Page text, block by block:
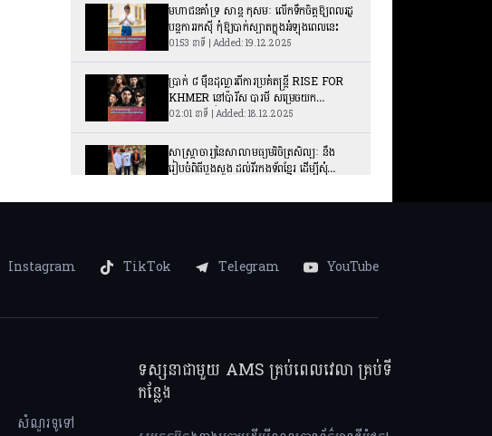
មហាជនគាំទ្រ សាន្ត កុសមៈ លើកទឹកចិត្តឱ្យពលរដ្ឋ
បន្តការរកស៊ី កុំឱ្យបាក់ស្បាតក្នុងអំឡុងពេលនេះ
01:53 នាទី | Added: 19.12.2025
ប្រាក់ ៨ ម៉ឺនដុល្លារពីការប្រគំតន្ត្រី RISE FOR
KHMER នៅប៉ារីស បារមី សម្រេចយក
ទៅជួយជនភៀសសឹកកម្ពុជា
02:01 នាទី | Added: 18.12.2025
សាស្រ្តាចារ្យនៃសាលាមធ្យមវិចិត្រសិល្បៈ នឹង
រៀបចំពិធីបួងសួង ដល់វីរកងទ័ពខ្មែរ ដើម្បីសុំ
សារព័ត៌មានអន្តរជាតិចុះយកព័ត៌មានផ្ទាល់ដល់
ទីតាំងជនភៀសសឹកនិងតំបន់រងគ្រោះនៅកម្ពុជា
02:01 នាទី | Added: 18.12.2025
Instagram TikTok Telegram YouTube
សំណួរទូទៅ
ទស្សនាជាមួយ AMS គ្រប់ពេលវេលា គ្រប់ទី
កន្លែង